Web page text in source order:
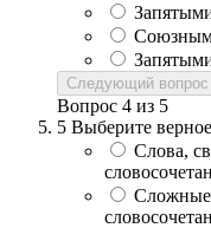
Следующий вопрос
Вопрос 4 из 5
5 Выберите
Слова,
Сложные